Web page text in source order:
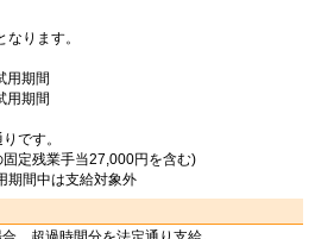
ります。
用期間
用期間
です。
定残業手当27,000円を含む)
期間中は支給対象外